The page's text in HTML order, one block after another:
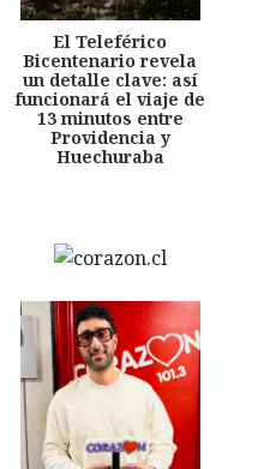
El Teleférico
Bicentenario revela
un detalle clave: así
funcionará el viaje de
13 minutos entre
Providencia y
Huechuraba